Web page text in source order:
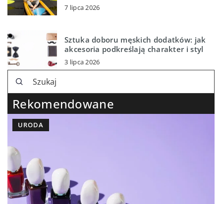
7 lipca 2026
Sztuka doboru męskich dodatków: jak
akcesoria podkreślają charakter i styl
3 lipca 2026
Rekomendowane
URODA